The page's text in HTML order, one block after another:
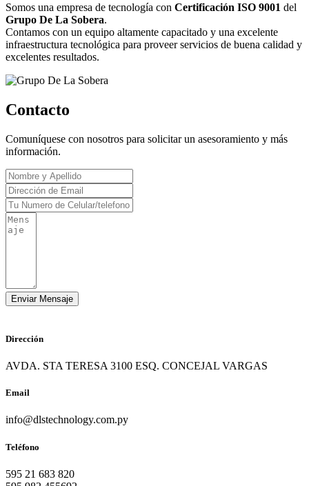
Somos una empresa de tecnología con Certificación ISO 9001 del
Grupo De La Sobera.
Contamos con un equipo altamente capacitado y una excelente
infraestructura tecnológica para proveer servicios de buena calidad y
excelentes resultados.
Contacto
Comuníquese con nosotros para solicitar un asesoramiento y más
información.
Dirección
AVDA. STA TERESA 3100 ESQ. CONCEJAL VARGAS
Email
info@dlstechnology.com.py
Teléfono
595 21 683 820